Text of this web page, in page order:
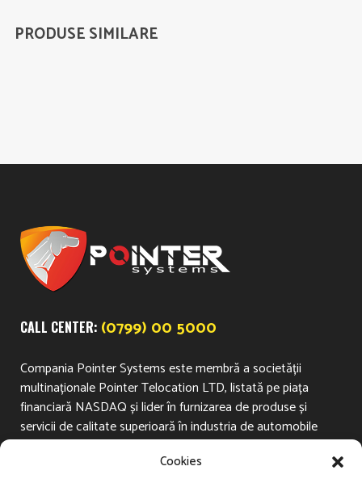
Cookies
PRODUSE SIMILARE
CALL CENTER: (0799) 00 5000
Compania Pointer Systems este membră a societății
multinaționale Pointer Telocation LTD, listată pe piața
financiară NASDAQ și lider în furnizarea de produse și
servicii de calitate superioară în industria de automobile
și în domeniul asigurărilor. Firma, cu sediul principal în
Israel, are subsidiare în Argentina, Brazilia, Mexic și Africa